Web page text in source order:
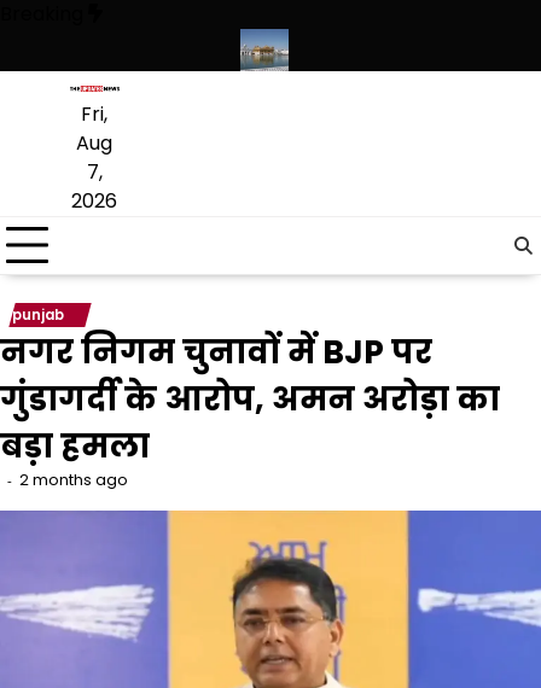
content
Fri,
Aug
7,
2026
punjab
नगर निगम चुनावों में BJP पर
गुंडागर्दी के आरोप, अमन अरोड़ा का
बड़ा हमला
2 months ago